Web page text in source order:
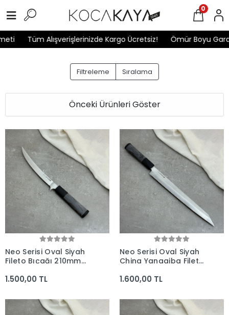
Kargo Ücretsiz! Ömür Boyu Garanti
0
Filtreleme Sıralama
Önceki Ürünleri Göster
Neo Serisi Oval Siyah
Fileto Bıçağı 210mm
Yapımı Şef Bıçakları
1.500,00 TL
Neo Serisi Oval Siyah
China Yanagiba Fileto
Kocakaya El Yapımı
1.600,00 TL